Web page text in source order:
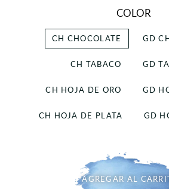
COLOR
CH CHOCOLATE GD
CH TABACO GD
CH HOJA DE ORO GD
CH HOJA DE PLATA GD
AGREGAR AL